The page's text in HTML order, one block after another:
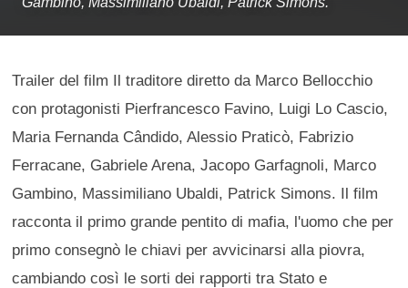
Trailer del film Il traditore diretto da Marco Bellocchio
con protagonisti Pierfrancesco Favino, Luigi Lo Cascio,
Maria Fernanda Cândido, Alessio Praticò, Fabrizio
Ferracane, Gabriele Arena, Jacopo Garfagnoli, Marco
Gambino, Massimiliano Ubaldi, Patrick Simons. Il film
racconta il primo grande pentito di mafia, l'uomo che per
primo consegnò le chiavi per avvicinarsi alla piovra,
cambiando così le sorti dei rapporti tra Stato e